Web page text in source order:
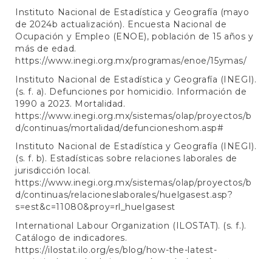
Instituto Nacional de Estadística y Geografía (mayo
de 2024b actualización). Encuesta Nacional de
Ocupación y Empleo (ENOE), población de 15 años y
más de edad.
https://www.inegi.org.mx/programas/enoe/15ymas/
Instituto Nacional de Estadística y Geografía (INEGI).
(s. f. a). Defunciones por homicidio. Información de
1990 a 2023. Mortalidad.
https://www.inegi.org.mx/sistemas/olap/proyectos/b
d/continuas/mortalidad/defuncioneshom.asp#
Instituto Nacional de Estadística y Geografía (INEGI).
(s. f. b). Estadísticas sobre relaciones laborales de
jurisdicción local.
https://www.inegi.org.mx/sistemas/olap/proyectos/b
d/continuas/relacioneslaborales/huelgasest.asp?
s=est&c=11080&proy=rl_huelgasest
International Labour Organization (ILOSTAT). (s. f.).
Catálogo de indicadores.
https://ilostat.ilo.org/es/blog/how-the-latest-